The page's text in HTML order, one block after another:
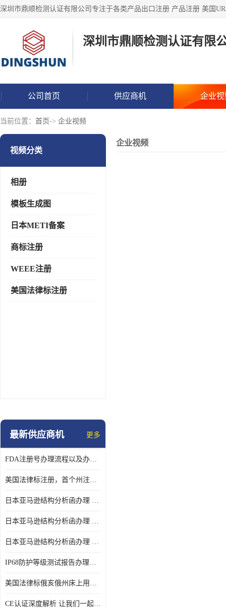
深圳市鼎顺检测认证有限
公司首页 供应商机 企业视
当前位置： 首页-> 企业视频
视频分类
相册
模板生成图
日本METI备案
商标注册
WEEE注册
美国法律标注册
最新供应商机 更多
FDA注册号办理流程以及办理周期是多久
美国法律标注册，首个州注册该如何选择
日本亚马逊结构分析函办理 日本亚马逊 电饭煲
日本亚马逊结构分析函办理 日本亚马逊 热水壶等；
日本亚马逊结构分析函办理 日本亚马逊 果汁搅拌机
IP68防护等级测试报告办理标准要求
美国法律标俄亥俄州床上用品许可证讲解！
CE认证深度解析 让我们一起来认识CE认证
企业视频